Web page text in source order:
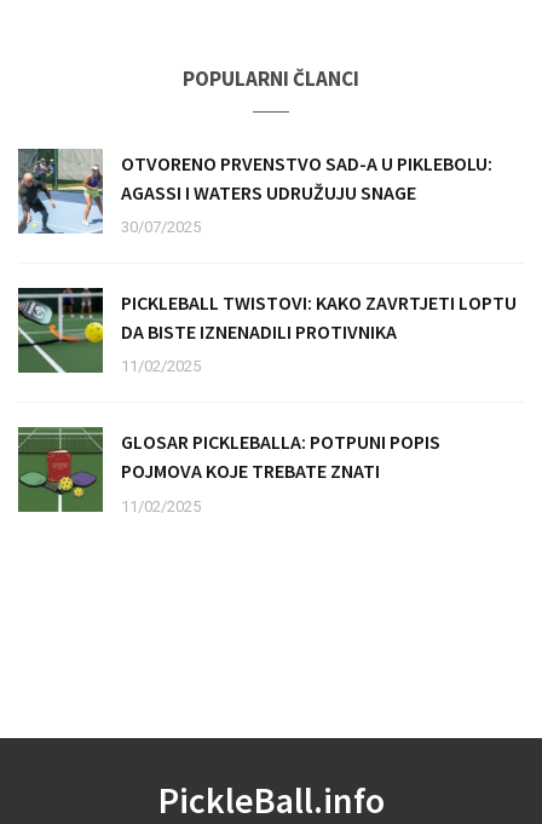
POPULARNI ČLANCI
OTVORENO PRVENSTVO SAD-A U PIKLEBOLU:
AGASSI I WATERS UDRUŽUJU SNAGE
30/07/2025
PICKLEBALL TWISTOVI: KAKO ZAVRTJETI LOPTU
DA BISTE IZNENADILI PROTIVNIKA
11/02/2025
GLOSAR PICKLEBALLA: POTPUNI POPIS
POJMOVA KOJE TREBATE ZNATI
11/02/2025
PickleBall.info